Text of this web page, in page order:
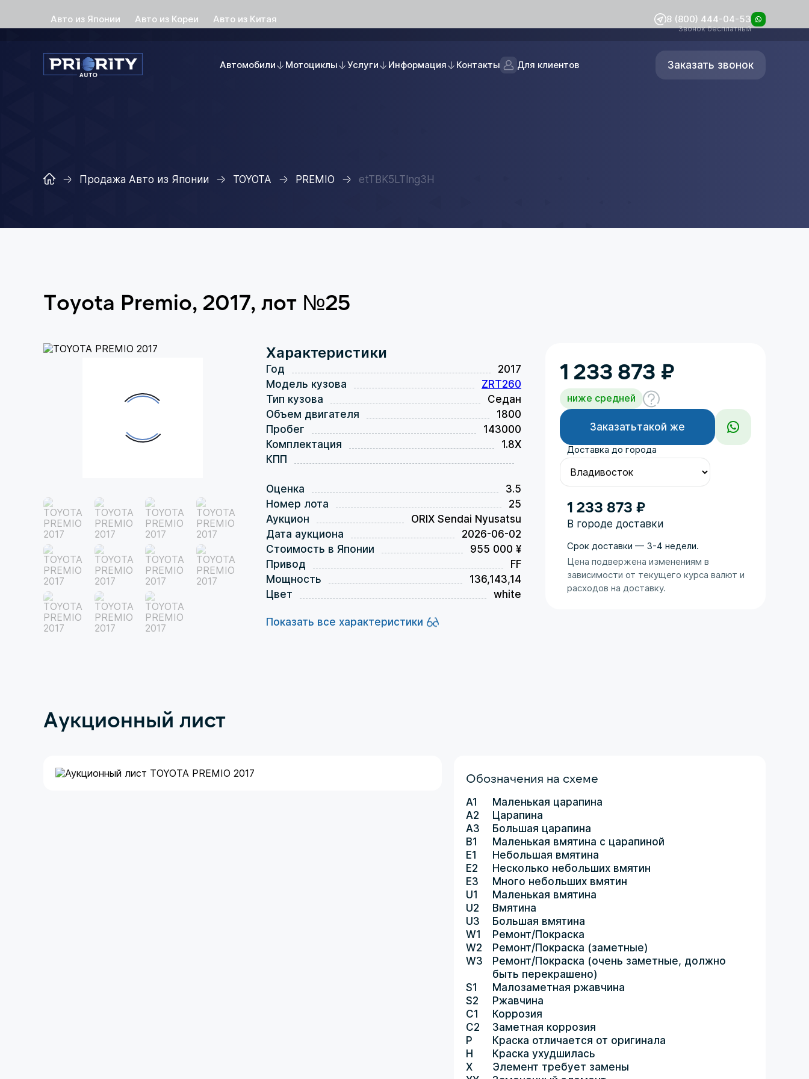
Авто из Японии Авто из Кореи Авто из Китая 8 (800) 444-04-53
Звонок бесплатный
Автомобили Мотоциклы Услуги Информация Контакты Для клиентов Заказать звонок
Продажа Авто из Японии TOYOTA PREMIO etTBK5LTlng3H
Toyota Premio, 2017, лот №25
Характеристики
Год
2017
Модель кузова
ZRT260
Тип кузова
Седан
Объем двигателя
1800
Пробег
143000
Комплектация
1.8X
КПП
Оценка
3.5
Номер лота
25
Аукцион
ORIX Sendai Nyusatsu
Дата аукциона
2026-06-02
Стоимость в Японии
955 000 ¥
Привод
FF
Мощность
136,143,14
Цвет
white
Показать все характеристики
1 233 873 ₽
ниже средней
Год
Поколение
Оценка аукциона
Заказатьтакой же
Доставка до города
1 233 873 ₽
В городе доставки
Срок доставки — 3-4 недели.
Цена подвержена изменениям в
зависимости от текущего курса валют и
расходов на доставку.
Аукционный лист
Обозначения на схеме
A1
Маленькая царапина
A2
Царапина
A3
Большая царапина
B1
Маленькая вмятина с царапиной
E1
Небольшая вмятина
E2
Несколько небольших вмятин
E3
Много небольших вмятин
U1
Маленькая вмятина
U2
Вмятина
U3
Большая вмятина
W1
Ремонт/Покраска
W2
Ремонт/Покраска (заметные)
W3
Ремонт/Покраска (очень заметные, должно
быть перекрашено)
S1
Малозаметная ржавчина
S2
Ржавчина
C1
Коррозия
C2
Заметная коррозия
P
Краска отличается от оригинала
H
Краска ухудшилась
X
Элемент требует замены